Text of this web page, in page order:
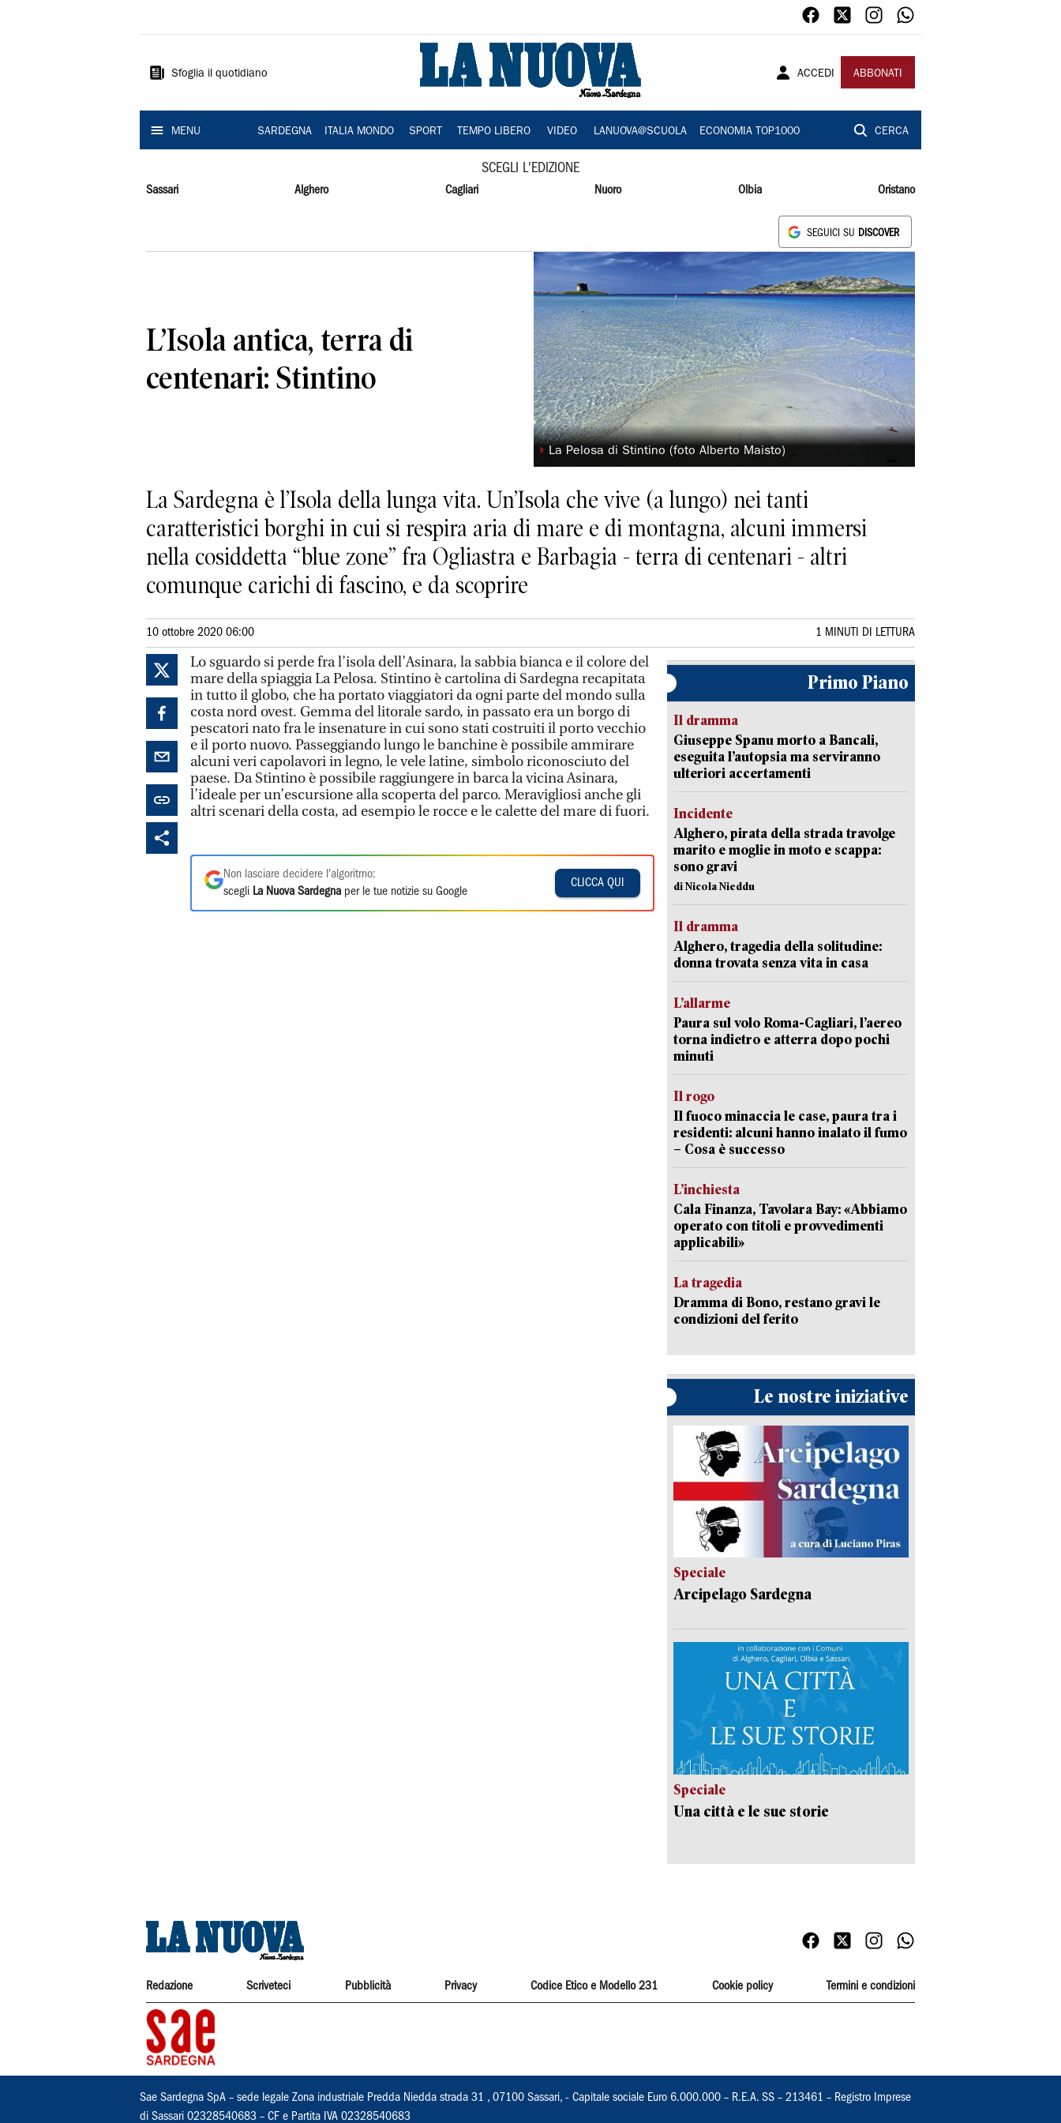
Sardegna
Sfoglia il quotidiano ACCEDI ABBONATI
MENU SARDEGNA ITALIA MONDO SPORT TEMPO LIBERO VIDEO LANUOVA@SCUOLA ECONOMIA TOP1000 CERCA
SCEGLI L'EDIZIONE
Sassari Alghero Cagliari Nuoro Olbia Oristano
SEGUICI SU DISCOVER
L’Isola antica, terra di
centenari: Stintino
◗ La Pelosa di Stintino (foto Alberto Maisto)
La Sardegna è l’Isola della lunga vita. Un’Isola che vive (a lungo) nei tanti
caratteristici borghi in cui si respira aria di mare e di montagna, alcuni immersi
nella cosiddetta “blue zone” fra Ogliastra e Barbagia - terra di centenari - altri
comunque carichi di fascino, e da scoprire
10 ottobre 2020 06:00 1 MINUTI DI LETTURA
Lo sguardo si perde fra l’isola dell’Asinara, la sabbia bianca e il colore del
mare della spiaggia La Pelosa. Stintino è cartolina di Sardegna recapitata
in tutto il globo, che ha portato viaggiatori da ogni parte del mondo sulla
costa nord ovest. Gemma del litorale sardo, in passato era un borgo di
pescatori nato fra le insenature in cui sono stati costruiti il porto vecchio
e il porto nuovo. Passeggiando lungo le banchine è possibile ammirare
alcuni veri capolavori in legno, le vele latine, simbolo riconosciuto del
paese. Da Stintino è possibile raggiungere in barca la vicina Asinara,
l’ideale per un’escursione alla scoperta del parco. Meravigliosi anche gli
altri scenari della costa, ad esempio le rocce e le calette del mare di fuori.
Non lasciare decidere l'algoritmo:
scegli La Nuova Sardegna per le tue notizie su Google
CLICCA QUI
Primo Piano
Il dramma
Giuseppe Spanu morto a Bancali,
eseguita l’autopsia ma serviranno
ulteriori accertamenti
Incidente
Alghero, pirata della strada travolge
marito e moglie in moto e scappa:
sono gravi
di Nicola Nieddu
Il dramma
Alghero, tragedia della solitudine:
donna trovata senza vita in casa
L’allarme
Paura sul volo Roma-Cagliari, l’aereo
torna indietro e atterra dopo pochi
minuti
Il rogo
Il fuoco minaccia le case, paura tra i
residenti: alcuni hanno inalato il fumo
– Cosa è successo
L’inchiesta
Cala Finanza, Tavolara Bay: «Abbiamo
operato con titoli e provvedimenti
applicabili»
La tragedia
Dramma di Bono, restano gravi le
condizioni del ferito
Le nostre iniziative
Speciale
Arcipelago Sardegna
Speciale
Una città e le sue storie
Redazione Scriveteci Pubblicità Privacy Codice Etico e Modello 231 Cookie policy Termini e condizioni
Sae Sardegna SpA – sede legale Zona industriale Predda Niedda strada 31 , 07100 Sassari, - Capitale sociale Euro 6.000.000 – R.E.A. SS – 213461 – Registro Imprese
di Sassari 02328540683 – CF e Partita IVA 02328540683